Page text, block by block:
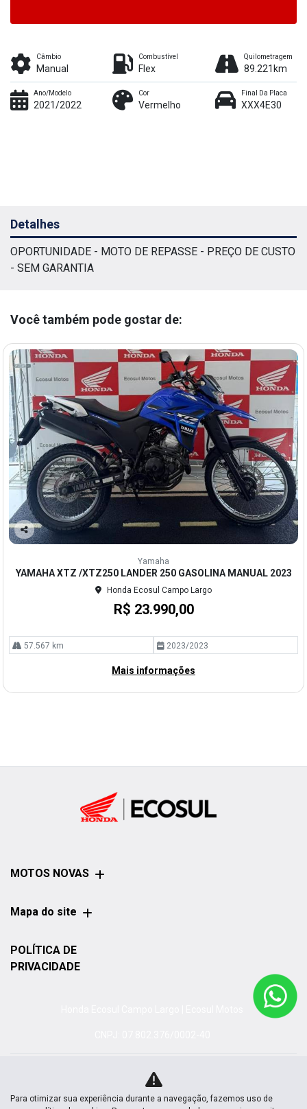
Câmbio
Manual
Combustível
Flex
Quilometragem
89.221km
Ano/Modelo
2021/2022
Cor
Vermelho
Final Da Placa
XXX4E30
Detalhes
OPORTUNIDADE - MOTO DE REPASSE - PREÇO DE CUSTO
- SEM GARANTIA
Você também pode gostar de:
Co
arti
lhe
Yamaha
YAMAHA XTZ /XTZ250 LANDER 250 GASOLINA MANUAL 2023
Honda Ecosul Campo Largo
R$ 23.990,00
57.567 km 2023/2023
Mais informações
MOTOS NOVAS
Mapa do site
POLÍTICA DE
PRIVACIDADE
Para otimizar sua experiência durante a navegação, fazemos uso de